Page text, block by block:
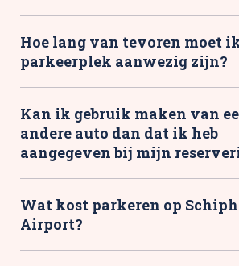
Hoe lang van tevoren moet
parkeerplek aanwezig zijn?
Kan ik gebruik maken van
andere auto dan dat ik heb
aangegeven bij mijn
Wat kost parkeren op
Airport?